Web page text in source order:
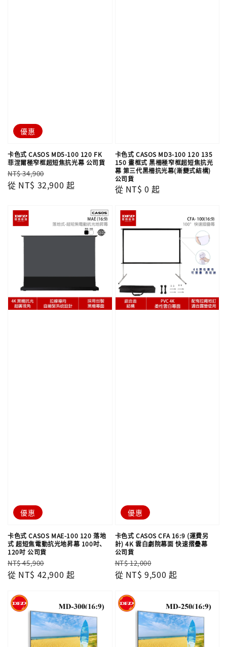
優惠
卡色式 CASOS MD5-100 120 FK
菲涅爾極窄框超短焦抗光幕 公司貨
Regular
price
NT$ 34,900
price
從 NT$ 32,900 起
卡色式 CASOS MD3-100 120 135
150 畫框式 黑柵極窄框超短焦抗光
幕 第三代黑柵抗光幕(漸變式結構)
公司貨
Regular
從 NT$ 0 起
優惠
卡色式 CASOS MAE-100 120 落地
式 超短焦電動抗光地昇幕 100吋、
120吋 公司貨
Regular
price
NT$ 45,900
price
從 NT$ 42,900 起
優惠
卡色式 CASOS CFA 16:9 (運費另
計) 4K 雲白劇院幕面 快速摺疊幕
公司貨
Regular
price
NT$ 12,000
price
從 NT$ 9,500 起